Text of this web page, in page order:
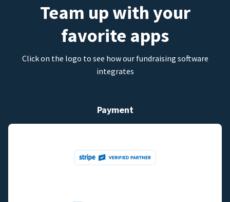
Team up with your
favorite apps
Click on the logo to see how our fundraising software
integrates
Payment